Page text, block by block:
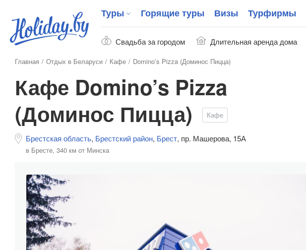
Свадьба за городом Длительная аренда дома
Туры Горящие туры Визы Турфирмы
Главная Отдых в Беларуси Кафе Domino’s Pizza (Доминос Пицца)
Кафе Domino’s Pizza
(Доминос Пицца)
Кафе
Брестская область, Брестский район, Брест, пр. Машерова, 15А
в Бресте, 340 км от Минска